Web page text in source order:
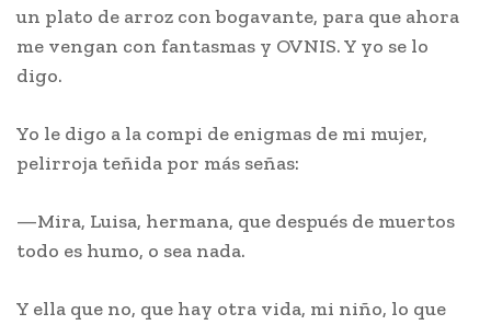
un plato de arroz con bogavante, para que ahora
me vengan con fantasmas y OVNIS. Y yo se lo
digo.
Yo le digo a la compi de enigmas de mi mujer,
pelirroja teñida por más señas:
—Mira, Luisa, hermana, que después de muertos
todo es humo, o sea nada.
Y ella que no, que hay otra vida, mi niño, lo que